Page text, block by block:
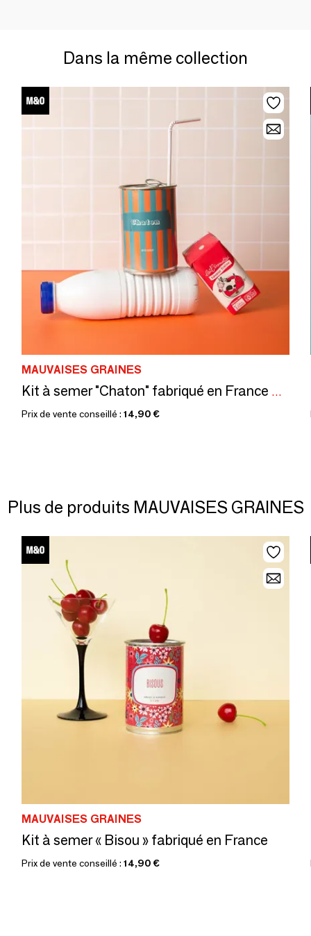
Dans la même collection
MAUVAISES GRAINES
Kit à semer "Chaton" fabriqué en France – Cadeau original
Prix de vente conseillé : 14,90 €
Plus de produits MAUVAISES GRAINES
MAUVAISES GRAINES
Kit à semer « Bisou » fabriqué en France
Prix de vente conseillé : 14,90 €